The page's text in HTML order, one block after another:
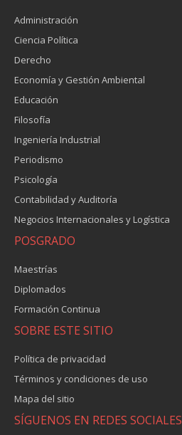
Administración
Ciencia Política
Derecho
Economía y Gestión Ambiental
Educación
Filosofía
Ingeniería Industrial
Periodismo
Psicología
Contabilidad y Auditoría
Negocios Internacionales y Logística
POSGRADO
Maestrías
Diplomados
Formación Continua
SOBRE ESTE SITIO
Política de privacidad
Términos y condiciones de uso
Mapa del sitio
SÍGUENOS EN REDES SOCIALES